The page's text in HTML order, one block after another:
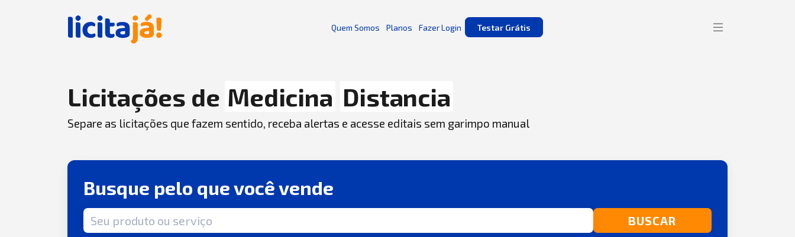
Quem Somos Planos Fazer Login Testar Grátis
Licitações de Medicina Distancia
Separe as licitações que fazem sentido, receba alertas e acesse editais sem garimpo manual
Busque pelo que você vende
Termo de busca BUSCAR